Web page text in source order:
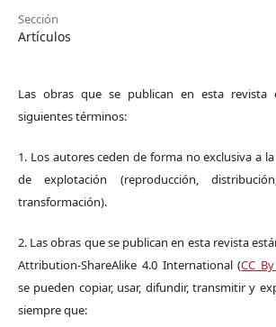
Sección
Artículos
Las obras que se publican en esta revista
siguientes términos:
1. Los autores ceden de forma no exclusiva a
de explotación (reproducción,
transformación).
2. Las obras que se publican en esta revista
Attribution-ShareAlike 4.0 International (CC
se pueden copiar, usar, difundir, transmitir y
siempre que: